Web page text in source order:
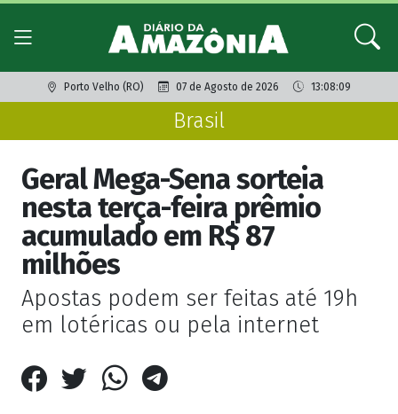
Porto Velho (RO) 07 de Agosto de 2026 13:08:09
Brasil
Geral Mega-Sena sorteia
nesta terça-feira prêmio
acumulado em R$ 87
milhões
Apostas podem ser feitas até 19h
em lotéricas ou pela internet